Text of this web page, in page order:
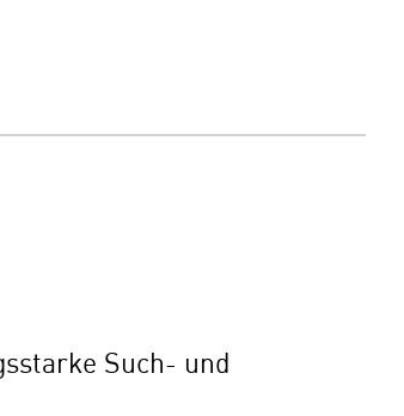
Such- und